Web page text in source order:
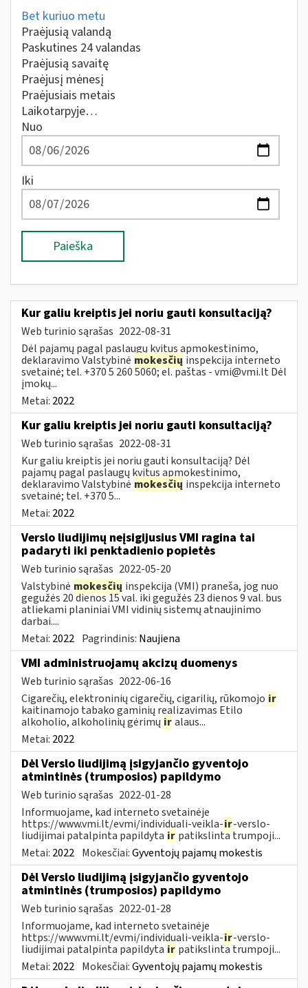
Bet kuriuo metu
Praėjusią valandą
Paskutines 24 valandas
Praėjusią savaitę
Praėjusį mėnesį
Praėjusiais metais
Laikotarpyje…
Nuo
Iki
Paieška
Kur galiu kreiptis jei noriu gauti konsultaciją?
Web turinio sąrašas 2022-08-31
Dėl pajamų pagal paslaugų kvitus apmokestinimo,
deklaravimo Valstybinė mokesčių inspekcija interneto
svetainė; tel. +370 5 260 5060; el. paštas -vmi@vmi.ltDėl
įmokų...
Metai: 2022
Kur galiu kreiptis jei noriu gauti konsultaciją?
Web turinio sąrašas 2022-08-31
Kur galiu kreiptis jei noriu gauti konsultaciją? Dėl
pajamų pagal paslaugų kvitus apmokestinimo,
deklaravimo Valstybinė mokesčių inspekcija interneto
svetainė; tel. +370 5...
Metai: 2022
Verslo liudijimų neįsigijusius VMI ragina tai
padaryti iki penktadienio popietės
Web turinio sąrašas 2022-05-20
Valstybinė mokesčių inspekcija (VMI) praneša, jog nuo
gegužės 20 dienos 15 val. iki gegužės 23 dienos 9 val. bus
atliekami planiniai VMI vidinių sistemų atnaujinimo
darbai....
Metai: 2022 Pagrindinis: Naujiena
VMI administruojamų akcizų duomenys
Web turinio sąrašas 2022-06-16
Cigarečių, elektroninių cigarečių, cigarilių, rūkomojo ir
kaitinamojo tabako gaminių realizavimas Etilo
alkoholio, alkoholinių gėrimų iralaus...
Metai: 2022
Dėl Verslo liudijimą įsigyjančio gyventojo
atmintinės (trumposios) papildymo
Web turinio sąrašas 2022-01-28
Informuojame, kad interneto svetainėje
https://www.vmi.lt/evmi/individuali-veikla-ir-verslo-
liudijimai patalpinta papildyta ir patikslinta trumpoji...
Metai: 2022 Mokesčiai:Gyventojų pajamų mokestis
Dėl Verslo liudijimą įsigyjančio gyventojo
atmintinės (trumposios) papildymo
Web turinio sąrašas 2022-01-28
Informuojame, kad interneto svetainėje
https://www.vmi.lt/evmi/individuali-veikla-ir-verslo-
liudijimai patalpinta papildyta ir patikslinta trumpoji...
Metai: 2022 Mokesčiai:Gyventojų pajamų mokestis